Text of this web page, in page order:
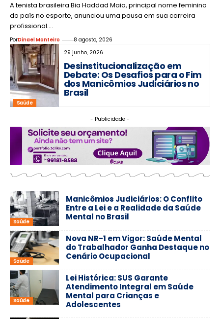
A tenista brasileira Bia Haddad Maia, principal nome feminino
do país no esporte, anunciou uma pausa em sua carreira
profissional.…
PorDinael Monteiro
8 agosto, 2026
29 junho, 2026
Desinstitucionalização em
Debate: Os Desafios para o Fim
dos Manicômios Judiciários no
Brasil
Saúde
- Publicidade -
Saúde
Manicômios Judiciários: O Conflito
Entre a Lei e a Realidade da Saúde
Mental no Brasil
Saúde
Nova NR-1 em Vigor: Saúde Mental
do Trabalhador Ganha Destaque no
Cenário Ocupacional
Saúde
Lei Histórica: SUS Garante
Atendimento Integral em Saúde
Mental para Crianças e
Adolescentes